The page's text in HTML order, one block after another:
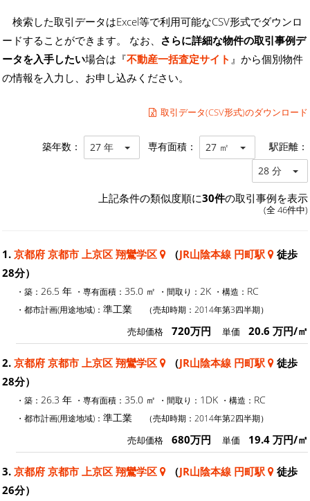
検索した取引データはExcel等で利用可能なCSV形式でダウンロ
ードすることができます。 なお、 さらに詳細な物件の取引事例デ
ータを入手したい場合は『不動産一括査定サイト 』から個別物件
の情報を入力し、お申し込みください。
取引データ(CSV形式)のダウンロード
築年数： 27 年 専有面積： 27 ㎡ 駅距離：
28 分
上記条件の類似度順に30件の取引事例を表示
(全 46件中)
1. 京都府 京都市 上京区 翔鸞学区 （JR山陰本線 円町駅
徒歩
28分）
・築： 26.5 年 ・専有面積： 35.0 ㎡ ・間取り： 2K ・構造： RC
・都市計画(用途地域)： 準工業 （売却時期：2014年第3四半期）
売却価格 720万円 単価 20.6 万円/㎡
2. 京都府 京都市 上京区 翔鸞学区 （JR山陰本線 円町駅
徒歩
28分）
・築： 26.3 年 ・専有面積： 35.0 ㎡ ・間取り： 1DK ・構造： RC
・都市計画(用途地域)： 準工業 （売却時期：2014年第2四半期）
売却価格 680万円 単価 19.4 万円/㎡
3. 京都府 京都市 上京区 翔鸞学区 （JR山陰本線 円町駅
徒歩
26分）